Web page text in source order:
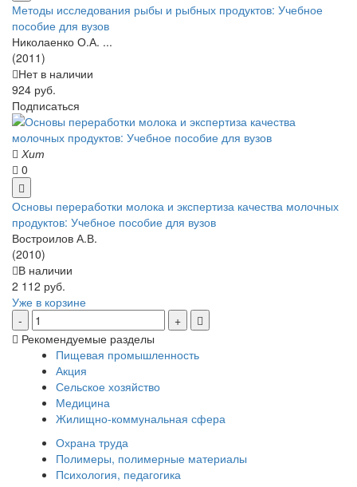
Методы исследования рыбы и рыбных продуктов: Учебное
пособие для вузов
Николаенко О.А. ...
(2011)
Нет в наличии
924 руб.
Подписаться
Хит
0
Основы переработки молока и экспертиза качества молочных
продуктов: Учебное пособие для вузов
Востроилов А.В.
(2010)
В наличии
2 112 руб.
Уже в корзине
Рекомендуемые разделы
Пищевая промышленность
Акция
Сельское хозяйство
Медицина
Жилищно-коммунальная сфера
Охрана труда
Полимеры, полимерные материалы
Психология, педагогика